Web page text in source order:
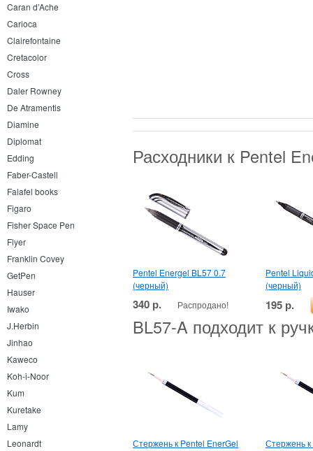
Caran d’Ache
Carioca
Clairefontaine
Cretacolor
Cross
Daler Rowney
De Atramentis
Diamine
Diplomat
Edding
Faber-Castell
Falafel books
Figaro
Fisher Space Pen
Flyer
Franklin Covey
GetPen
Hauser
Iwako
J.Herbin
Jinhao
Kaweco
Koh-i-Noor
Kum
Kuretake
Lamy
Leonardt
Расходники к Pentel
Pentel Energel BL57 0.7
(черный)
340 р. Распродано!
Pentel
(черный)
195 р.
BL57-A подходит к
Стержень к Pentel EnerGel
Стержень